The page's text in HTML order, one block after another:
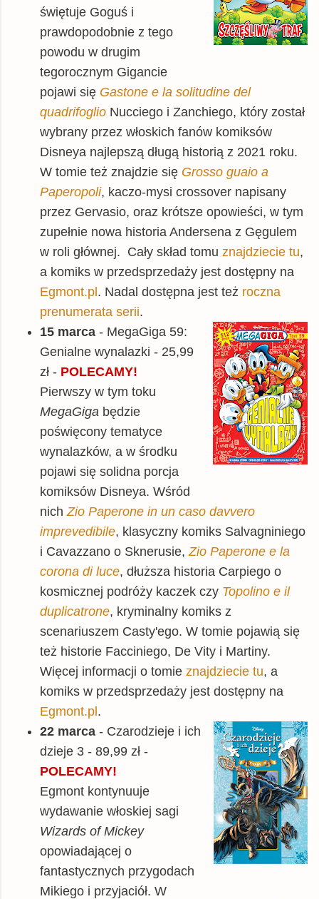
świętuje Goguś i
prawdopodobnie z tego
powodu w drugim
tegorocznym Gigancie
pojawi się Gastone e la solitudine del
quadrifoglio Nucciego i Zanchiego, który został
wybrany przez włoskich fanów komiksów
Disneya najlepszą długą historią z 2021 roku.
W tomie też znajdzie się Grosso guaio a
Paperopoli, kaczo-mysi crossover napisany
przez Gervasio, oraz krótsze opowieści, w tym
zupełnie nowa historia Andersena z Gęgulem
w roli głównej. Cały skład tomu znajdziecie tu,
a komiks w przedsprzedaży jest dostępny na
Egmont.pl. Nadal dostępna jest też roczna
prenumerata serii.
15 marca - MegaGiga 59:
Genialne wynalazki - 25,99
zł - POLECAMY!
Pierwszy w tym toku
MegaGiga będzie
poświęcony tematyce
wynalazków, a w środku
pojawi się solidna porcja
komiksów Disneya. Wśród
nich Zio Paperone in un caso davvero
imprevedibile, klasyczny komiks Salvagniniego
i Cavazzano o Sknerusie, Zio Paperone e la
corona di luce, dłuższa historia Carpiego o
kosmicznej podróży kaczek czy Topolino e il
duplicatrone, kryminalny komiks z
scenariuszem Casty'ego. W tomie pojawią się
też historie Facciniego, De Vity i Martiny.
Więcej informacji o tomie znajdziecie tu, a
komiks w przedsprzedaży jest dostępny na
Egmont.pl.
22 marca - Czarodzieje i ich
dzieje 3 - 89,99 zł -
POLECAMY!
Egmont kontynuuje
wydawanie włoskiej sagi
Wizards of Mickey
opowiadającej o
fantastycznych przygodach
Mikiego i przyjaciół. W